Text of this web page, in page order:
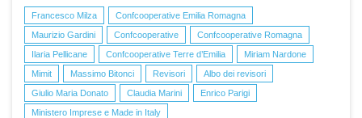
Francesco Milza
Confcooperative Emilia Romagna
Maurizio Gardini
Confcooperative
Confcooperative Romagna
Ilaria Pellicane
Confcooperative Terre d’Emilia
Miriam Nardone
Mimit
Massimo Bitonci Revisori
Albo dei revisori
Giulio Maria Donato
Claudia Marini
Enrico Parigi
Ministero Imprese e Made in Italy